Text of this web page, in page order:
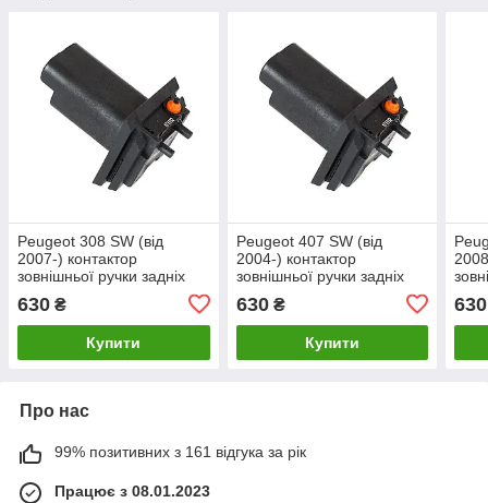
Peugeot 308 SW (від
2007-) контактор
зовнішньої ручки задніх
ШИРОКИЙ штекер, Пежо
630 ₴
Купити
Peugeot 407 SW (від
2004-) контактор
зовнішньої ручки задніх
ШИРОКИЙ штекер, Пежо
630₴
Купити
630
Про нас
99% позитивних з 161 відгука за рік
Працює з 08.01.2023